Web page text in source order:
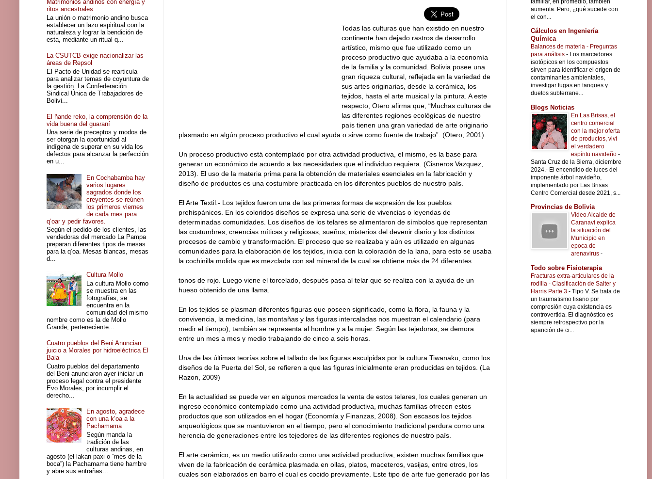
Todas las culturas que han existido en nuestro
continente han dejado rastros de desarrollo
artístico, mismo que fue utilizado como un
proceso productivo que ayudaba a la economía
de la familia y la comunidad. Bolivia posee una
gran riqueza cultural, reflejada en la variedad de
sus artes originarias, desde la cerámica, los
tejidos, hasta el arte musical y la pintura. A este
respecto, Otero afirma que, “Muchas culturas de
las diferentes regiones ecológicas de nuestro
país tienen una gran variedad de arte originario
plasmado en algún proceso productivo el cual ayuda o sirve como fuente de trabajo”. (Otero, 2001).
Un proceso productivo está contemplado por otra actividad productiva, el mismo, es la base para
generar un económico de acuerdo a las necesidades que el individuo requiera. (Cisneros Vazquez,
2013). El uso de la materia prima para la obtención de materiales esenciales en la fabricación y
diseño de productos es una costumbre practicada en los diferentes pueblos de nuestro país.
El Arte Textil.- Los tejidos fueron una de las primeras formas de expresión de los pueblos
prehispánicos. En los coloridos diseños se expresa una serie de vivencias o leyendas de
determinadas comunidades. Los diseños de los telares se alimentaron de símbolos que representan
las costumbres, creencias míticas y religiosas, sueños, misterios del devenir diario y los distintos
procesos de cambio y transformación. El proceso que se realizaba y aún es utilizado en algunas
comunidades para la elaboración de los tejidos, inicia con la coloración de la lana, para esto se usaba
la cochinilla molida que es mezclada con sal mineral de la cual se obtiene más de 24 diferentes
tonos de rojo. Luego viene el torcelado, después pasa al telar que se realiza con la ayuda de un
hueso obtenido de una llama.
En los tejidos se plasman diferentes figuras que poseen significado, como la flora, la fauna y la
convivencia, la medicina, las montañas y las figuras intercaladas nos muestran el calendario (para
medir el tiempo), también se representa al hombre y a la mujer. Según las tejedoras, se demora
entre un mes a mes y medio trabajando de cinco a seis horas.
Una de las últimas teorías sobre el tallado de las figuras esculpidas por la cultura Tiwanaku, como los
diseños de la Puerta del Sol, se refieren a que las figuras inicialmente eran producidas en tejidos. (La
Razon, 2009)
En la actualidad se puede ver en algunos mercados la venta de estos telares, los cuales generan un
ingreso económico contemplado como una actividad productiva, muchas familias ofrecen estos
productos que son utilizados en el hogar (Economía y Finanzas, 2008). Son escasos los tejidos
arqueológicos que se mantuvieron en el tiempo, pero el conocimiento tradicional perdura como una
herencia de generaciones entre los tejedores de las diferentes regiones de nuestro país.
El arte cerámico, es un medio utilizado como una actividad productiva, existen muchas familias que
viven de la fabricación de cerámica plasmada en ollas, platos, maceteros, vasijas, entre otros, los
cuales son elaborados en barro el cual es cocido previamente. Este tipo de arte fue generado por las
Matrimonios andinos con energía y
ritos ancestrales
La unión o matrimonio andino busca
establecer un lazo espiritual con la
naturaleza y lograr la bendición de
esta, mediante un ritual q...
La CSUTCB exige nacionalizar las
áreas de Repsol
El Pacto de Unidad se rearticula
para analizar temas de coyuntura de
la gestión. La Confederación
Sindical Única de Trabajadores de
Bolivi...
El ñande reko, la comprensión de la
vida buena del guaraní
Una serie de preceptos y modos de
ser otorgan la oportunidad al
indígena de superar en su vida los
defectos para alcanzar la perfección
en u...
En Cochabamba hay
varios lugares
sagrados donde los
creyentes se reúnen
los primeros viernes
de cada mes para
q’oar y pedir favores.
Según el pedido de los clientes, las
vendedoras del mercado La Pampa
preparan diferentes tipos de mesas
para la q’oa. Mesas blancas, mesas
d...
Cultura Mollo
La cultura Mollo como
se muestra en las
fotografías, se
encuentra en la
comunidad del mismo
nombre como es la de Mollo
Grande, perteneciente...
Cuatro pueblos del Beni Anuncian
juicio a Morales por hidroeléctrica El
Bala
Cuatro pueblos del departamento
del Beni anunciaron ayer iniciar un
proceso legal contra el presidente
Evo Morales, por incumplir el
derecho...
En agosto, agradece
con una k’oa a la
Pachamama
Según manda la
tradición de las
culturas andinas, en
agosto (el lakan paxi o “mes de la
boca”) la Pachamama tiene hambre
y abre sus entrañas...
aumenta. Pero, ¿qué sucede con
el con...
Cálculos en Ingeniería
Química
Balances de materia - Preguntas
para análisis - Los marcadores
isotópicos en los compuestos
sirven para identificar el origen de
contaminantes ambientales,
investigar fugas en tanques y
duetos subterrane...
Blogs Noticias
En Las Brisas, el
centro comercial
con la mejor oferta
de productos, viví
el verdadero
espíritu navideño -
Santa Cruz de la Sierra, diciembre
2024.- El encendido de luces del
imponente árbol navideño,
implementado por Las Brisas
Centro Comercial desde 2021, s...
Provincias de Bolivia
Video Alcalde de
Caranavi explica
la situación del
Municipio en
epoca de
arenavirus -
Todo sobre Fisioterapia
Fracturas extra-articulares de la
rodilla - Clasificación de Salter y
Harris Parte 3 - Tipo V. Se trata de
un traumatismo fisario por
compresión cuya existencia es
controvertida. El diagnóstico es
siempre retrospectivo por la
aparición de ci...